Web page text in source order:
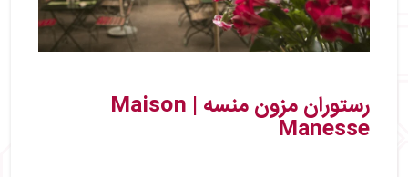
رستوران مزون منسه | Maison
Manesse